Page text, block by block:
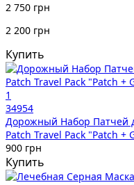
2 750 грн
2 200 грн
Купить
1
34954
Дорожный Набор Патчей
Patch Travel Pack "Patch +
900 грн
Купить